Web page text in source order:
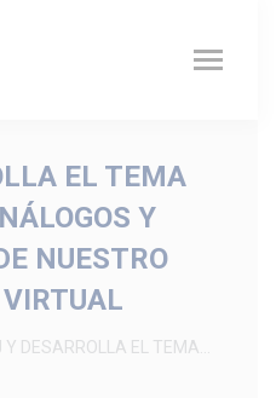
EL TEMA
Y
NUESTRO
Y DESARROLLA EL TEMA…